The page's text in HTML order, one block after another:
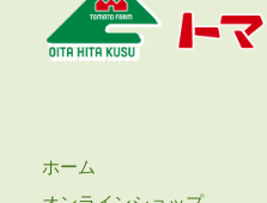
ホーム